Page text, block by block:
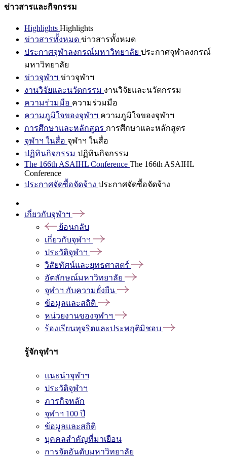
ข่าวสารและกิจกรรม
Highlights Highlights
ข่าวสารทั้งหมด ข่าวสารทั้งหมด
ประกาศจุฬาลงกรณ์มหาวิทยาลัย ประกาศจุฬาลงกรณ์
มหาวิทยาลัย
ข่าวจุฬาฯ ข่าวจุฬาฯ
งานวิจัยและนวัตกรรม งานวิจัยและนวัตกรรม
ความร่วมมือ ความร่วมมือ
ความภูมิใจของจุฬาฯ ความภูมิใจของจุฬาฯ
การศึกษาและหลักสูตร การศึกษาและหลักสูตร
จุฬาฯ ในสื่อ จุฬาฯ ในสื่อ
ปฏิทินกิจกรรม ปฏิทินกิจกรรม
The 166th ASAIHL Conference The 166th ASAIHL
Conference
ประกาศจัดซื้อจัดจ้าง ประกาศจัดซื้อจัดจ้าง
เกี่ยวกับจุฬาฯ
ย้อนกลับ
เกี่ยวกับจุฬาฯ
ประวัติจุฬาฯ
วิสัยทัศน์และยุทธศาสตร์
อัตลักษณ์มหาวิทยาลัย
จุฬาฯ กับความยั่งยืน
ข้อมูลและสถิติ
หน่วยงานของจุฬาฯ
ร้องเรียนทุจริตและประพฤติมิชอบ
รู้จักจุฬาฯ
แนะนำจุฬาฯ
ประวัติจุฬาฯ
ภารกิจหลัก
จุฬาฯ 100 ปี
ข้อมูลและสถิติ
บุคคลสำคัญที่มาเยือน
การจัดอันดับมหาวิทยาลัย